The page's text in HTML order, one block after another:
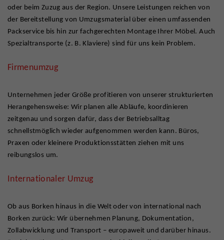
oder beim Zuzug aus der Region. Unsere Leistungen reichen von
der Bereitstellung von Umzugsmaterial über einen umfassenden
Packservice bis hin zur fachgerechten Montage Ihrer Möbel. Auch
Spezialtransporte (z. B. Klaviere) sind für uns kein Problem.
Firmenumzug
Unternehmen jeder Größe profitieren von unserer strukturierten
Herangehensweise: Wir planen alle Abläufe, koordinieren
zeitgenau und sorgen dafür, dass der Betriebsalltag
schnellstmöglich wieder aufgenommen werden kann. Büros,
Praxen oder kleinere Produktionsstätten ziehen mit uns
reibungslos um.
Internationaler Umzug
Ob aus Borken hinaus in die Welt oder von international nach
Borken zurück: Wir übernehmen Planung, Dokumentation,
Zollabwicklung und Transport – europaweit und darüber hinaus.